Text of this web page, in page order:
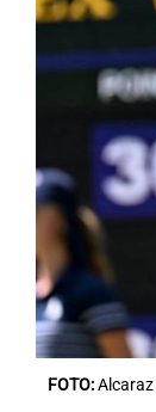
FOTO:Alcaraz